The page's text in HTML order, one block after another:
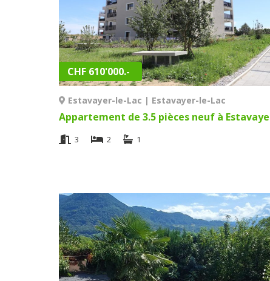
CHF 610'000.-
Estavayer-le-Lac | Estavayer-le-Lac
3 2 1